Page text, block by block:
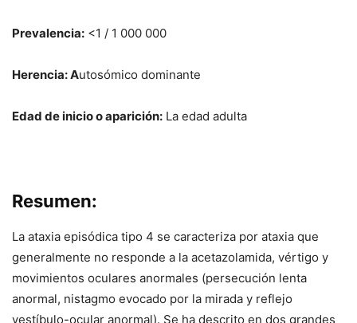
Prevalencia: <1 / 1 000 000
Herencia: Autosómico dominante
Edad de inicio o aparición: La edad adulta
Resumen:
La ataxia episódica tipo 4 se caracteriza por ataxia que
generalmente no responde a la acetazolamida, vértigo y
movimientos oculares anormales (persecución lenta
anormal, nistagmo evocado por la mirada y reflejo
vestíbulo-ocular anormal). Se ha descrito en dos grandes